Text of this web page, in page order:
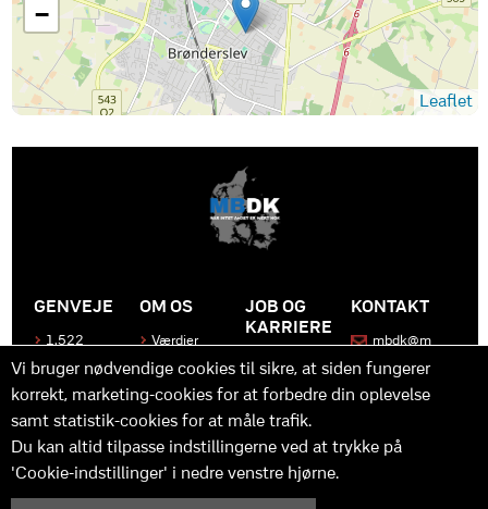
−
Leaflet
GENVEJE
1.522
Produkter
Kontakt
os
OM OS
Værdier
Historen
bag
MBDK
Hvad gør
os unikke
JOB OG
KARRIERE
Bliv en del
af MBDK
Vores
team
og
udvikling
KONTAKT
mbdk@m
Vi bruger nødvendige cookies til sikre, at siden fungerer
korrekt, marketing-cookies for at forbedre din oplevelse
samt statistik-cookies for at måle trafik.
Du kan altid tilpasse indstillingerne ved at trykke på
'Cookie-indstillinger' i nedre venstre hjørne.